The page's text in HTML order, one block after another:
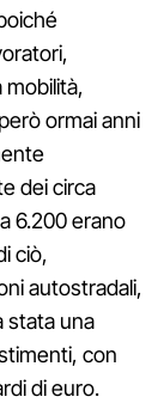
ormai anni
dei circa
6.200 erano
ciò,
autostradali,
stata una
con
di euro.